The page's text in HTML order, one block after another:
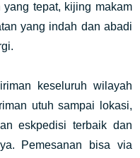
tepat, kijing makam
yang indah dan abadi
keseluruh wilayah
utuh sampai lokasi,
eskpedisi terbaik dan
Pemesanan bisa via